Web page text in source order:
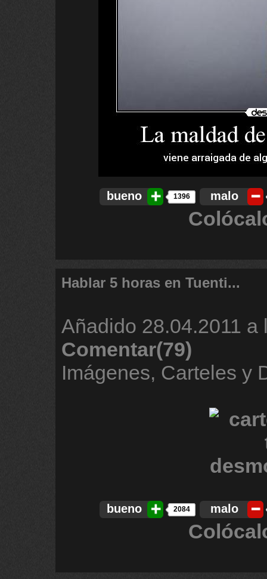
bueno 1396 malo
Hablar 5 horas en Tuenti...
Añadido 28.04.2011 a
Comentar(79)
Imágenes, Carteles y
bueno 2084 malo